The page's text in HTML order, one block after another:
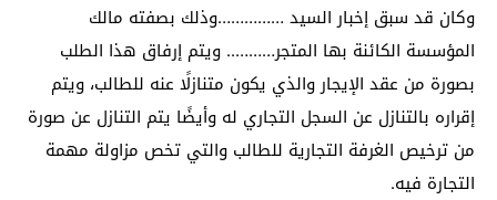
وكان قد سبق إخبار السيد ……………وذلك بصفته مالك
المؤسسة الكائنة بها المتجر……….. ويتم إرفاق هذا الطلب
بصورة من عقد الإيجار والذي يكون متنازلًا عنه للطالب، ويتم
إقراره بالتنازل عن السجل التجاري له وأيضًا يتم التنازل عن صورة
من ترخيص الغرفة التجارية للطالب والتي تخص مزاولة مهمة
التجارة فيه.